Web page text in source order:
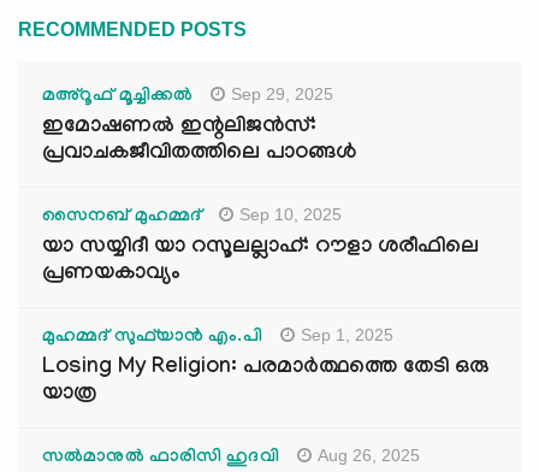
RECOMMENDED POSTS
മഅ്റൂഫ് മൂച്ചിക്കല്‍ Sep 29, 2025
ഇമോഷണൽ ഇന്റലിജൻസ്:
പ്രവാചകജീവിതത്തിലെ പാഠങ്ങൾ
സൈനബ് മുഹമ്മദ് Sep 10, 2025
യാ സയ്യിദീ യാ റസൂലല്ലാഹ്: റൗളാ ശരീഫിലെ
പ്രണയകാവ്യം
മുഹമ്മദ് സുഫ്‌യാൻ എം.പി Sep 1, 2025
Losing My Religion: പരമാർത്ഥത്തെ തേടി ഒരു
യാത്ര
സൽമാനുൽ ഫാരിസി ഹുദവി Aug 26, 2025